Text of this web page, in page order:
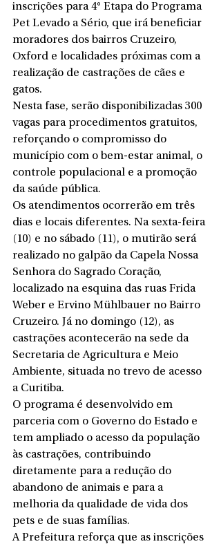
inscrições para 4° Etapa do Programa
Pet Levado a Sério, que irá beneficiar
moradores dos bairros Cruzeiro,
Oxford e localidades próximas com a
realização de castrações de cães e
gatos.
Nesta fase, serão disponibilizadas 300
vagas para procedimentos gratuitos,
reforçando o compromisso do
município com o bem-estar animal, o
controle populacional e a promoção
da saúde pública.
Os atendimentos ocorrerão em três
dias e locais diferentes. Na sexta-feira
(10) e no sábado (11), o mutirão será
realizado no galpão da Capela Nossa
Senhora do Sagrado Coração,
localizado na esquina das ruas Frida
Weber e Ervino Mühlbauer no Bairro
Cruzeiro. Já no domingo (12), as
castrações acontecerão na sede da
Secretaria de Agricultura e Meio
Ambiente, situada no trevo de acesso
a Curitiba.
O programa é desenvolvido em
parceria com o Governo do Estado e
tem ampliado o acesso da população
às castrações, contribuindo
diretamente para a redução do
abandono de animais e para a
melhoria da qualidade de vida dos
pets e de suas famílias.
A Prefeitura reforça que as inscrições